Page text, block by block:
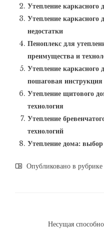
Утепление каркасного
Утепление
недостатки
Пеноплекс для
преимущества и
Утепление каркасного
пошаговая инструкция
Утепление щитового
технология
Утепление
технологий
Утепление дома:
Опубликовано в рубрике
Несущая